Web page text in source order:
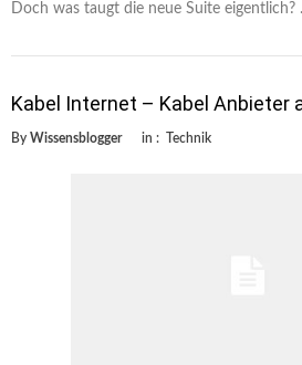
Doch was taugt die neue Suite eigentlich?
Kabel Internet – Kabel Anbieter
By Wissensblogger in : Technik